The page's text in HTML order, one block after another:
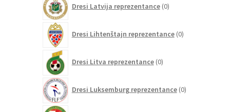
Dresi Latvija reprezentance 0izdelkov
Dresi Lihtenštajn reprezentance 0izdelkov
Dresi Litva reprezentance 0izdelkov
Dresi Luksemburg reprezentance 0izdelkov